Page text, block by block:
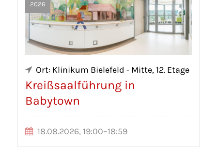
2026
Ort: Klinikum Bielefeld - Mitte, 12. Etage
Kreißsaalführung in
Babytown
18.08.2026, 19:00–18:59